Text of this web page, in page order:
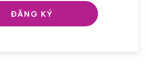
ĐĂNG KÝ